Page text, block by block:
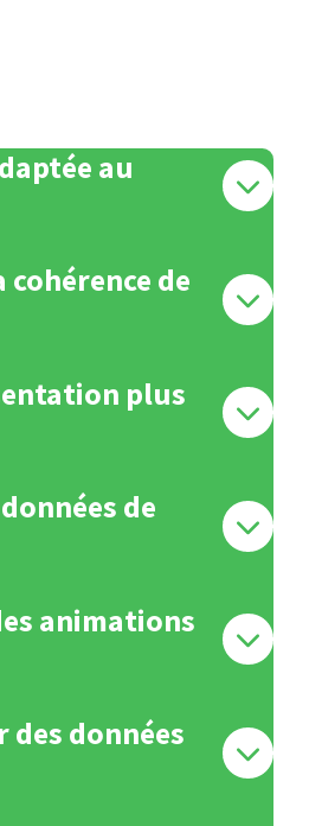
au
de
plus
de
animations
données